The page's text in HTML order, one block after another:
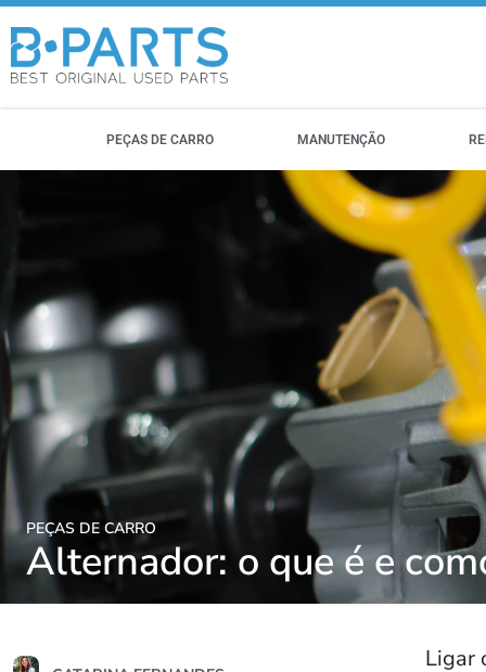
PEÇAS DE CARRO MANUTENÇÃO
PEÇAS DE CARRO
Alternador: o que é e
Ligar